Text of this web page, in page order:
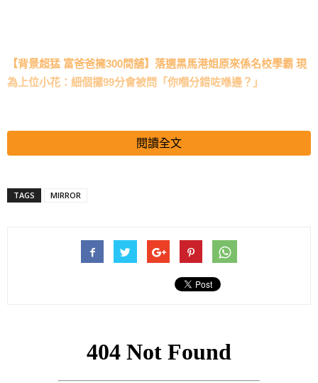
【背景超猛 富爸爸擁300間舖】落選黑馬港姐原來係名校學霸 現
為上位小花：細個攞99分會被問「你嗰分錯咗喺邊？」
閱讀全文
TAGS MIRROR